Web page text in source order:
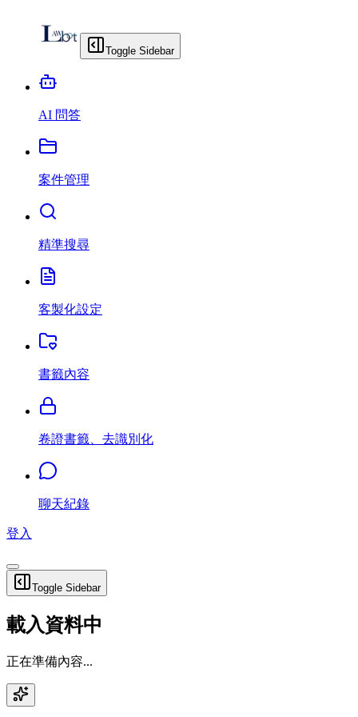
Toggle Sidebar
AI 問答
案件管理
精準搜尋
客製化設定
書籤內容
卷證書籤、去識別化
聊天紀錄
登入
Toggle Sidebar
載入資料中
正在準備內容...